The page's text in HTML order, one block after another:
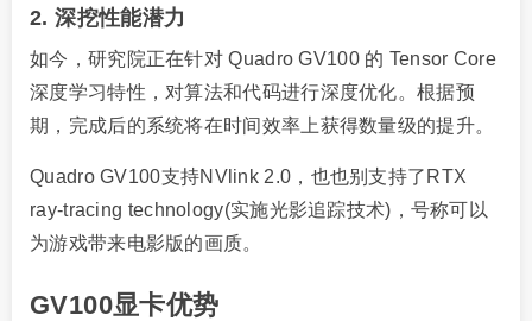
2. 深挖性能潜力
如今，研究院正在针对 Quadro GV100 的 Tensor Core
深度学习特性，对算法和代码进行深度优化。根据预
期，完成后的系统将在时间效率上获得数量级的提升。
Quadro GV100支持NVlink 2.0，也也别支持了RTX
ray-tracing technology(实施光影追踪技术)，号称可以
为游戏带来电影版的画质。
GV100显卡优势